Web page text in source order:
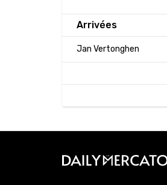
Arrivées
Jan Vertonghen